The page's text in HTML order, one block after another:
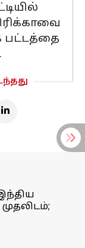
பட்டத்தை